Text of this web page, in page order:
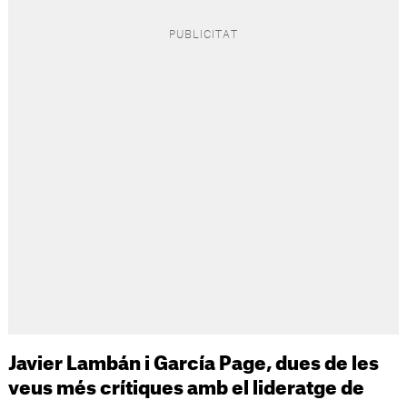
Javier Lambán i García Page, dues de les
veus més crítiques amb el lideratge de